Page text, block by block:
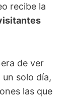
recibe la
de ver
solo día,
las que